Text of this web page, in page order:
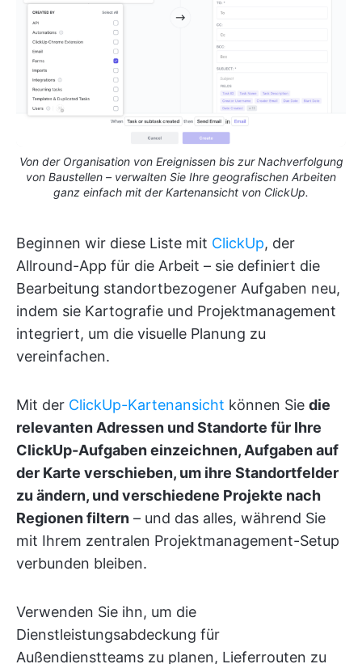
Von der Organisation von Ereignissen bis zur Nachverfolgung
von Baustellen – verwalten Sie Ihre geografischen Arbeiten
ganz einfach mit der Kartenansicht von ClickUp.
Beginnen wir diese Liste mit ClickUp, der
Allround-App für die Arbeit – sie definiert die
Bearbeitung standortbezogener Aufgaben neu,
indem sie Kartografie und Projektmanagement
integriert, um die visuelle Planung zu
vereinfachen.
Mit der ClickUp-Kartenansicht können Sie die
relevanten Adressen und Standorte für Ihre
ClickUp-Aufgaben einzeichnen, Aufgaben auf
der Karte verschieben, um ihre Standortfelder
zu ändern, und verschiedene Projekte nach
Regionen filtern – und das alles, während Sie
mit Ihrem zentralen Projektmanagement-Setup
verbunden bleiben.
Verwenden Sie ihn, um die
Dienstleistungsabdeckung für
Außendienstteams zu planen, Lieferrouten zu